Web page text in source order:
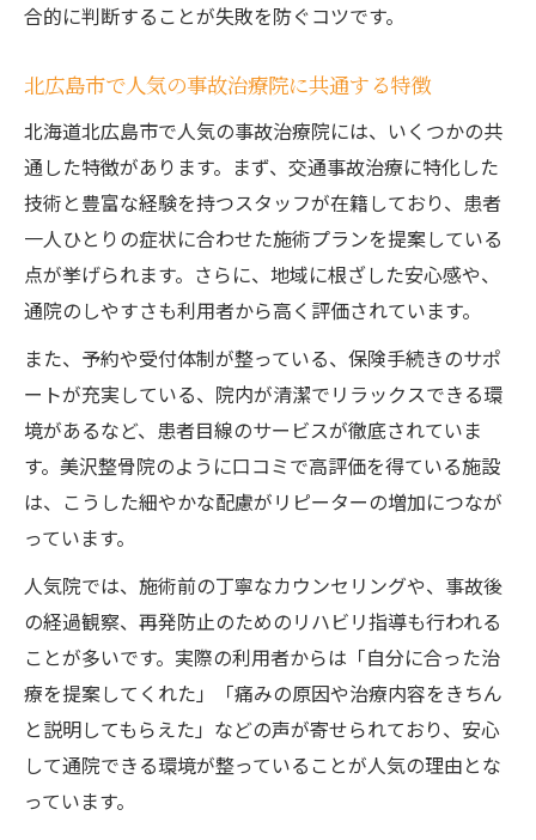
合的に判断することが失敗を防ぐコツです。
北広島市で人気の事故治療院に共通する特徴
北海道北広島市で人気の事故治療院には、いくつかの共
通した特徴があります。まず、交通事故治療に特化した
技術と豊富な経験を持つスタッフが在籍しており、患者
一人ひとりの症状に合わせた施術プランを提案している
点が挙げられます。さらに、地域に根ざした安心感や、
通院のしやすさも利用者から高く評価されています。
また、予約や受付体制が整っている、保険手続きのサポ
ートが充実している、院内が清潔でリラックスできる環
境があるなど、患者目線のサービスが徹底されていま
す。美沢整骨院のように口コミで高評価を得ている施設
は、こうした細やかな配慮がリピーターの増加につなが
っています。
人気院では、施術前の丁寧なカウンセリングや、事故後
の経過観察、再発防止のためのリハビリ指導も行われる
ことが多いです。実際の利用者からは「自分に合った治
療を提案してくれた」「痛みの原因や治療内容をきちん
と説明してもらえた」などの声が寄せられており、安心
して通院できる環境が整っていることが人気の理由とな
っています。